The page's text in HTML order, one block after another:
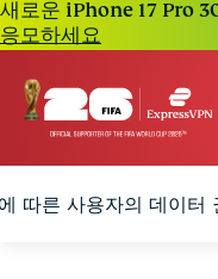
새로운 iPhone 17 Pro
응모하세요
따른 사용자의 데이터